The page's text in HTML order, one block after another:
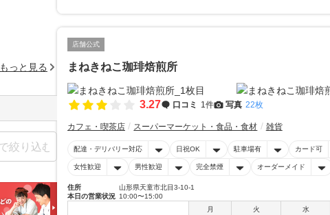
店舗公式
まねきねこ珈琲焙煎所
3.27 口コミ 1件 写真 22枚
カフェ・喫茶店 スーパーマーケット・食品・食材 雑貨
配達・デリバリー対応 日祝OK 駐車場有 カード可
女性歓迎 男性歓迎 完全禁煙 オーダーメイド
住所
山形県天童市北目3-10-1
本日の営業状況 10:00〜15:00
月
火 水
もっと見る